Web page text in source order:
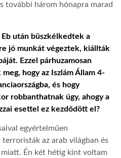
további három hónapra marad
után büszkélkedtek a
jó munkát végeztek, kiállták
Ezzel párhuzamosan
hogy az Iszlám Állam 4-
és hogy
robbanthatnak úgy, ahogy a
esettel ez kezdődött el?
egyértelműen
terroristák az arab világban és
Én két hétig kint voltam